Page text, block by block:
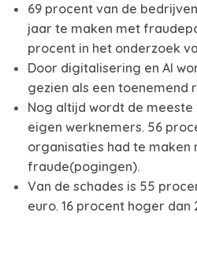
69 procent van de
jaar te maken met
procent in het onderzoek
Door digitalisering en AI
gezien als een toenemend
Nog altijd wordt de
eigen werknemers. 56
organisaties had te maken
fraude(pogingen).
Van de schades is 55
euro. 16 procent hoger dan